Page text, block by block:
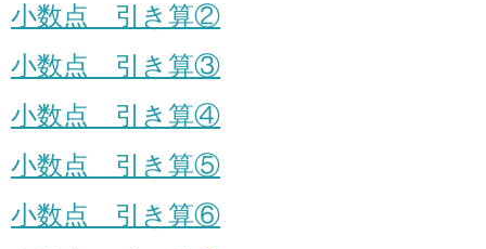
小数点 引き算②
小数点 引き算③
小数点 引き算④
小数点 引き算⑤
小数点 引き算⑥